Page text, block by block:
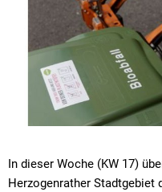
In dieser Woche (KW 17)
Herzogenrather Stadtgebiet